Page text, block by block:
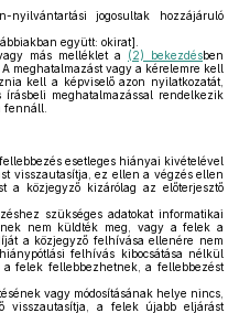
jogosultak hozzájáruló
együtt: okirat].
más melléklet a (2) bekezdésben
meghatalmazást vagy a kérelemre kell
kell a képviselő azon nyilatkozatát,
meghatalmazással rendelkezik
fennáll.
esetleges hiányai kivételével
visszautasítja, ez ellen a végzés ellen
a közjegyző kizárólag az előterjesztő
szükséges adatokat informatikai
nem küldték meg, vagy a felek a
a közjegyző felhívása ellenére nem
felhívás kibocsátása nélkül
felek fellebbezhetnek, a fellebbezést
vagy módosításának helye nincs,
visszautasítja, a felek újabb eljárást